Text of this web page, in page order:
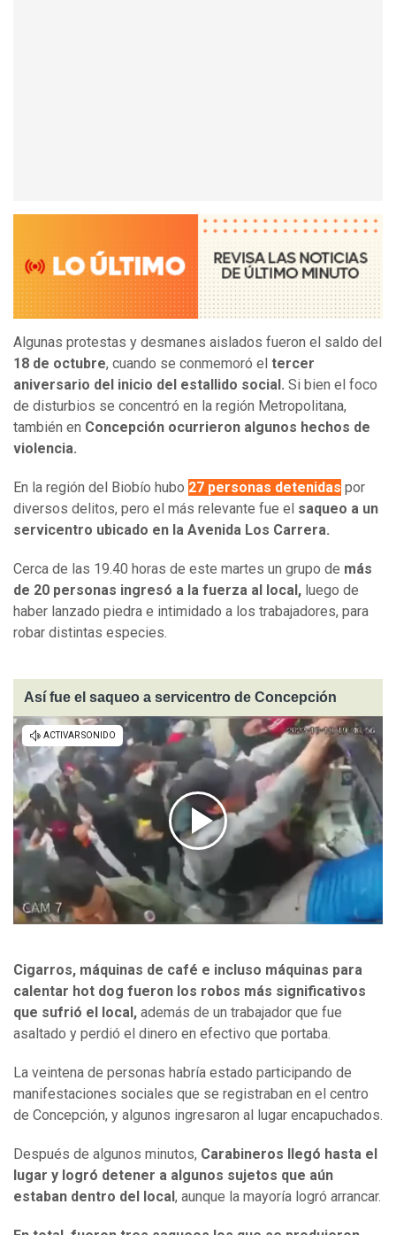
Algunas protestas y desmanes aislados fueron el saldo del
18 de octubre, cuando se conmemoró el tercer
aniversario del inicio del estallido social. Si bien el foco
de disturbios se concentró en la región Metropolitana,
también en Concepción ocurrieron algunos hechos de
violencia.
En la región del Biobío hubo 27 personas detenidas por
diversos delitos, pero el más relevante fue el saqueo a un
servicentro ubicado en la Avenida Los Carrera.
Cerca de las 19.40 horas de este martes un grupo de más
de 20 personas ingresó a la fuerza al local, luego de
haber lanzado piedra e intimidado a los trabajadores, para
robar distintas especies.
Así fue el saqueo a servicentro de Concepción
Cigarros, máquinas de café e incluso máquinas para
calentar hot dog fueron los robos más significativos
que sufrió el local, además de un trabajador que fue
asaltado y perdió el dinero en efectivo que portaba.
La veintena de personas habría estado participando de
manifestaciones sociales que se registraban en el centro
de Concepción, y algunos ingresaron al lugar encapuchados.
Después de algunos minutos, Carabineros llegó hasta el
lugar y logró detener a algunos sujetos que aún
estaban dentro del local , aunque la mayoría logró arrancar.